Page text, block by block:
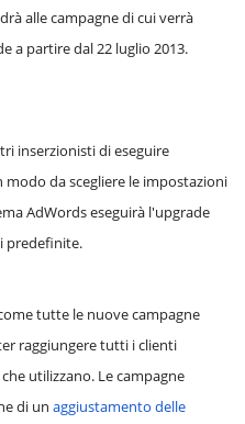
alle campagne di cui verrà
a partire dal 22 luglio 2013.
inserzionisti di eseguire
modo da scegliere le impostazioni
AdWords eseguirà l'upgrade
predefinite.
tutte le nuove campagne
raggiungere tutti i clienti
utilizzano. Le campagne
di un aggiustamento delle